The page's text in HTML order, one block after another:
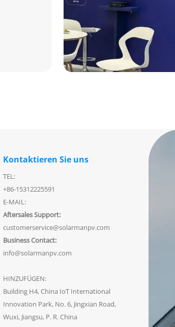
Kontaktieren Sie uns
TEL:
+86-15312225591
E-MAIL:
Aftersales Support:
customerservice@solarmanpv.com
Business Contact:
info@solarmanpv.com
HINZUFÜGEN:
Building H4, China IoT International
Innovation Park, No. 6, Jingxian Road,
Wuxi, Jiangsu, P. R. China